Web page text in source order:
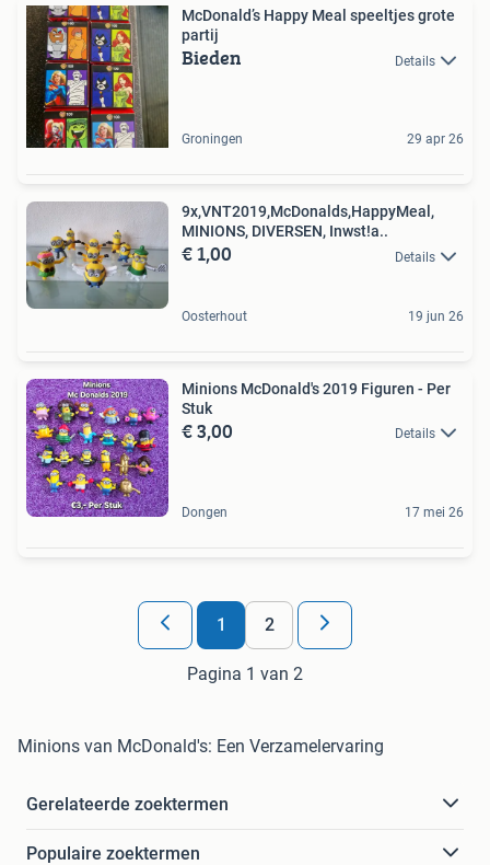
McDonald’s Happy Meal speeltjes grote
partij
Bieden Details
Groningen 29 apr 26
9x,VNT2019,McDonalds,HappyMeal,
MINIONS, DIVERSEN, Inwst!a..
€ 1,00 Details
Oosterhout 19 jun 26
Minions McDonald's 2019 Figuren - Per
Stuk
€ 3,00 Details
Dongen 17 mei 26
1 2
Pagina 1 van 2
Minions van McDonald's: Een Verzamelervaring
Gerelateerde zoektermen
Populaire zoektermen